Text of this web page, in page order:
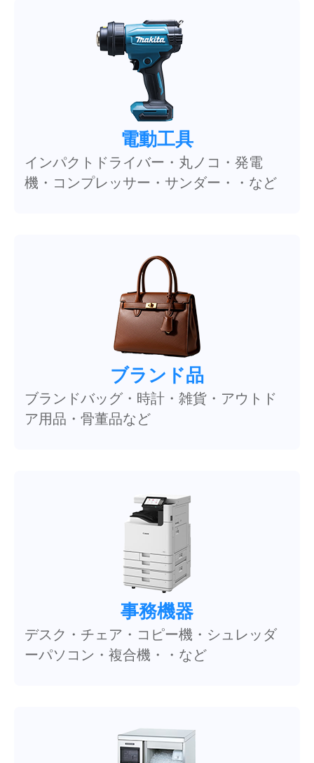
電動工具
インパクトドライバー・丸ノコ・発電
機・コンプレッサー・サンダー・・など
ブランド品
ブランドバッグ・時計・雑貨・アウトド
ア用品・骨董品など
事務機器
デスク・チェア・コピー機・シュレッダ
ーパソコン・複合機・・など